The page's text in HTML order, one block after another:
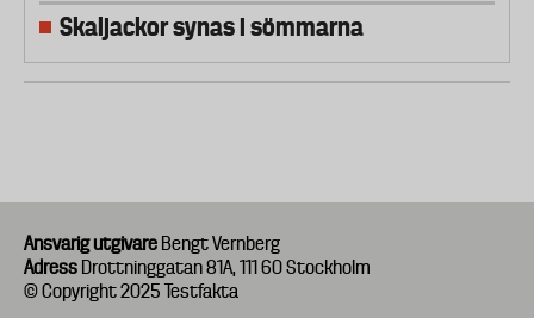
Skaljackor synas i sömmarna
Ansvarig utgivare Bengt Vernberg
Adress Drottninggatan 81A, 111 60 Stockholm
© Copyright 2025 Testfakta